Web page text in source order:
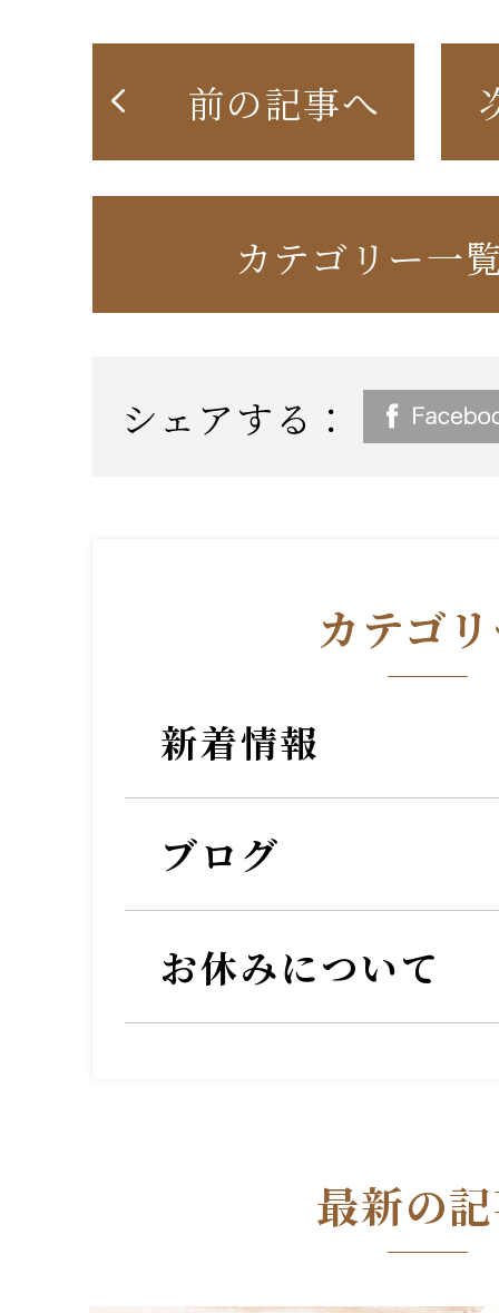
前の記事へ
カテゴリー一
シェアする：
カテゴ
新着情報
ブログ
お休みについて
最新の